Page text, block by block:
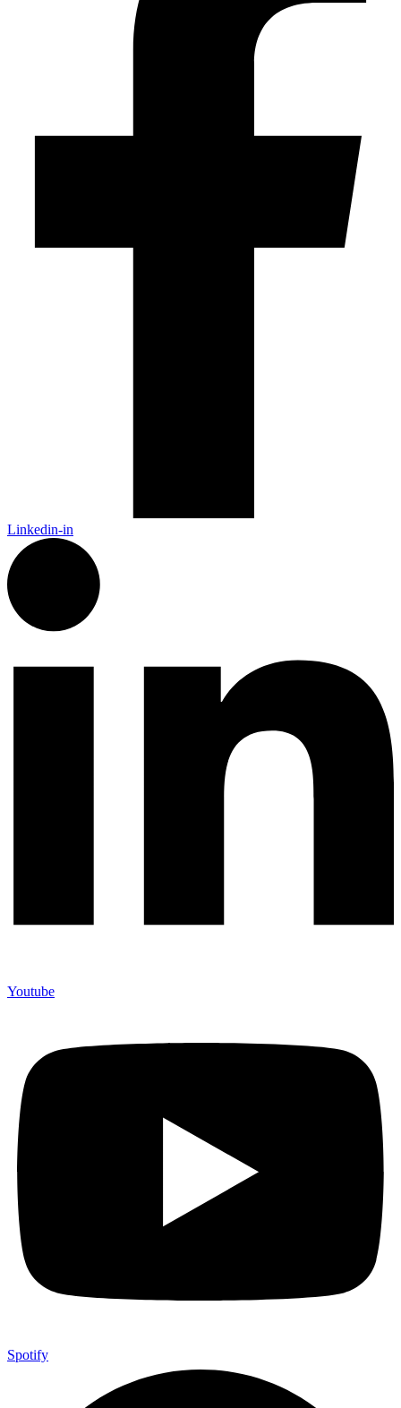
Linkedin-in
Youtube
Spotify